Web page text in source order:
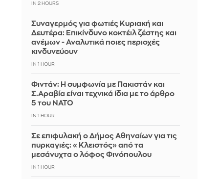
IN 2 HOURS
Συναγερμός για φωτιές Κυριακή και
Δευτέρα: Επικίνδυνο κοκτέιλ ζέστης και
ανέμων - Αναλυτικά ποιες περιοχές
κινδυνεύουν
IN 1 HOUR
Φιντάν: Η συμφωνία με Πακιστάν και
Σ.Αραβία είναι τεχνικά ίδια με το άρθρο
5 του ΝΑΤΟ
IN 1 HOUR
Σε επιφυλακή ο Δήμος Αθηναίων για τις
πυρκαγιές: «Κλειστός» από τα
μεσάνυχτα ο λόφος Φινόπουλου
IN 1 HOUR